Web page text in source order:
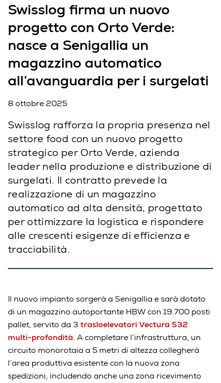
Swisslog firma un nuovo
progetto con Orto Verde:
nasce a Senigallia un
magazzino automatico
all’avanguardia per i surgelati
8 ottobre 2025
Swisslog rafforza la propria presenza nel
settore food con un nuovo progetto
strategico per Orto Verde, azienda
leader nella produzione e distribuzione di
surgelati. Il contratto prevede la
realizzazione di un magazzino
automatico ad alta densità, progettato
per ottimizzare la logistica e rispondere
alle crescenti esigenze di efficienza e
tracciabilità.
Il nuovo impianto sorgerà a Senigallia e sarà dotato
di un magazzino autoportante HBW con 19.700 posti
pallet, servito da 3 trasloelevatori Vectura S32
multi-profondità. A completare l’infrastruttura, un
circuito monorotaia a 5 metri di altezza collegherà
l’area produttiva esistente con la nuova zona
spedizioni, includendo anche una zona ricevimento